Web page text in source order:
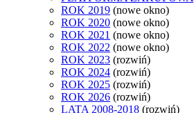
ROK 2019 (nowe okno)
ROK 2020 (nowe okno)
ROK 2021 (nowe okno)
ROK 2022 (nowe okno)
ROK 2023 (rozwiń)
ROK 2024 (rozwiń)
ROK 2025 (rozwiń)
ROK 2026 (rozwiń)
LATA 2008-2018 (rozwiń)